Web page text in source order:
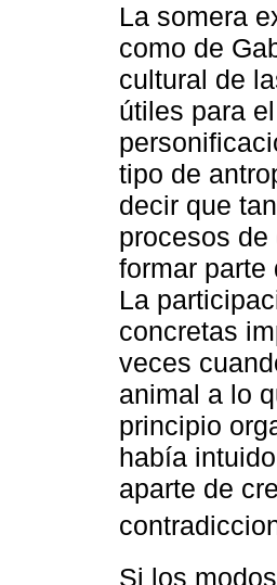
La somera
como de
cultural de
útiles para
tipo de
decir que
procesos
formar parte
La
concretas
veces
animal a lo
principio
había
aparte de
Si los